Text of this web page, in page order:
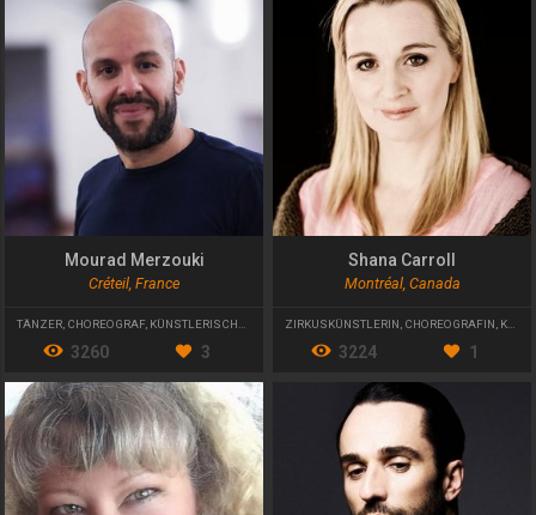
Mourad Merzouki
Créteil, France
TÄNZER, CHOREOGRAF, KÜNSTLERISCHER LEITER
3260 3
Shana Carroll
Montréal, Canada
ZIRKUSKÜNSTLERIN , CHOREOGRAFIN , KÜNSTLERISCHE LEITERIN
3224 1